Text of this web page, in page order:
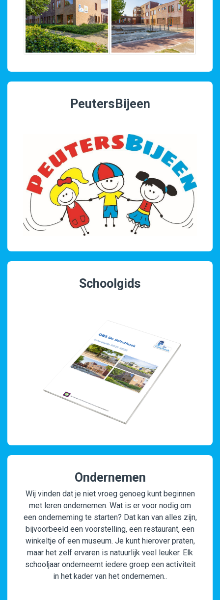
PeutersBijeen
Schoolgids
Ondernemen
Wij vinden dat je niet vroeg genoeg kunt beginnen
met leren ondernemen. Wat is er voor nodig om
een onderneming te starten? Dat kan van alles zijn,
bijvoorbeeld een voorstelling, een restaurant, een
winkeltje of een museum. Je kunt hierover praten,
maar het zelf ervaren is natuurlijk veel leuker. Elk
schooljaar onderneemt iedere groep een activiteit
in het kader van het ondernemen..